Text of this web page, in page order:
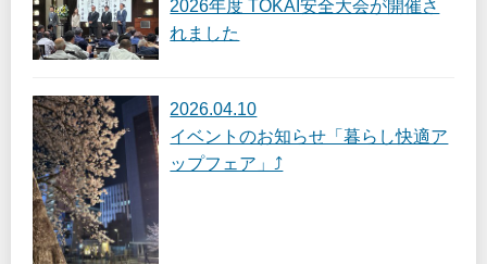
2026年度 TOKAI安全大会が開催さ
れました
2026.04.10
イベントのお知らせ「暮らし快適ア
ップフェア」⤴